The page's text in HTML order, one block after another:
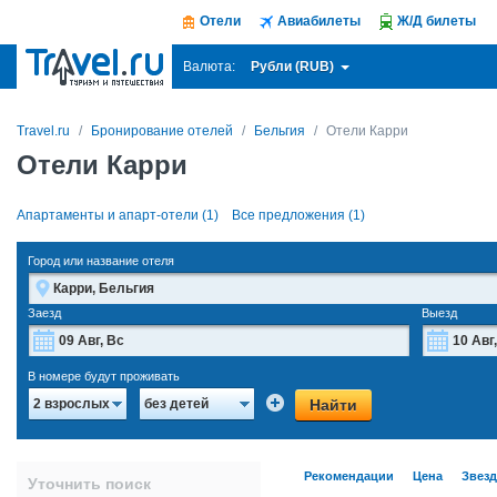
Отели Авиабилеты Ж/Д билеты
Валюта: Рубли (RUB)
Travel.ru Бронирование отелей Бельгия Отели Карри
Отели Карри
Апартаменты и апарт-отели (1) Все предложения (1)
Город или название отеля
Заезд
Пн Вт Ср Чт Пт Сб Вс
27 28 29 30 1 2
Выезд
В номере будут проживать
2 взрослых без детей Найти
Уточнить поиск Рекомендации Цена